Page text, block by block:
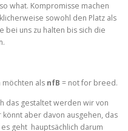
what. Kompromisse machen
sowohl den Platz als
bei uns zu halten bis sich die
möchten als nfB = not for breed.
das gestaltet werden wir von
könnt aber davon ausgehen, das
geht hauptsächlich darum